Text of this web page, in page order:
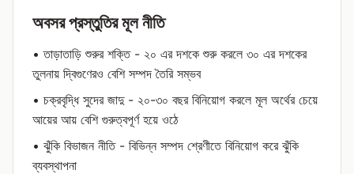
অবসর প্রস্তুতির মূল নীতি
• তাড়াতাড়ি শুরুর শক্তি - ২০ এর দশকে শুরু করলে ৩০ এর দশকের
তুলনায় দ্বিগুণেরও বেশি সম্পদ তৈরি সম্ভব
• চক্রবৃদ্ধি সুদের জাদু - ২০-৩০ বছর বিনিয়োগ করলে মূল অর্থের চেয়ে
আয়ের আয় বেশি গুরুত্বপূর্ণ হয়ে ওঠে
• ঝুঁকি বিভাজন নীতি - বিভিন্ন সম্পদ শ্রেণীতে বিনিয়োগ করে ঝুঁকি
ব্যবস্থাপনা